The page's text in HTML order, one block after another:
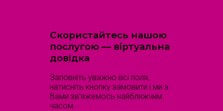
Скористайтесь нашою
послугою — віртуальна
довідка
Заповніть уважно всі поля,
натисніть кнопку замовити і ми з
Вами зв'яжемось найближчим
часом.